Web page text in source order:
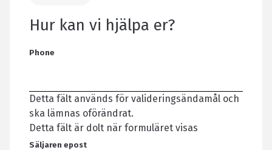
Hur kan vi hjälpa er?
Phone
Detta fält används för valideringsändamål och
ska lämnas oförändrat.
Detta fält är dolt när formuläret visas
Säljaren epost